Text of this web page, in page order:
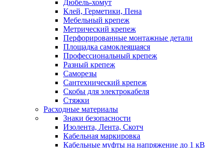
Дюбель-хомут
Клей, Герметики, Пена
Мебельный крепеж
Метрический крепеж
Перфорированные монтажные детали
Площадка самоклеящаяся
Профессиональный крепеж
Разный крепеж
Саморезы
Сантехнический крепеж
Скобы для электрокабеля
Стяжки
Расходные материалы
Знаки безопасности
Изолента, Лента, Скотч
Кабельная маркировка
Кабельные муфты на напряжение до 1 кВ